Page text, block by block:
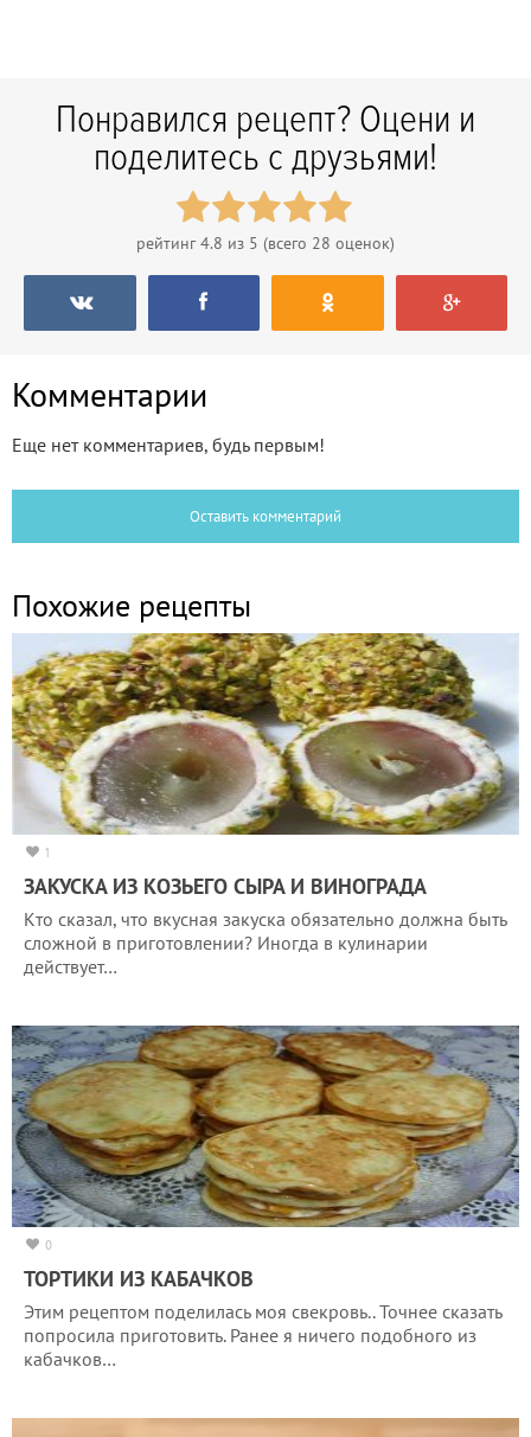
Понравился рецепт? Оцени и
поделитесь с друзьями!
рейтинг4.8 из 5 (всего 28 оценок)
Комментарии
Еще нет комментариев, будь первым!
Оставить комментарий
Похожие рецепты
1
ЗАКУСКА ИЗ КОЗЬЕГО СЫРА И ВИНОГРАДА
Кто сказал, что вкусная закуска обязательно должна быть
сложной в приготовлении? Иногда в кулинарии
действует…
0
ТОРТИКИ ИЗ КАБАЧКОВ
Этим рецептом поделилась моя свекровь.. Точнее сказать
попросила приготовить. Ранее я ничего подобного из
кабачков…